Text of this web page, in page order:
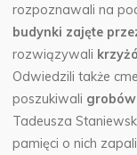
rozpoznawali na
budynki zajęte
rozwiązywali
Odwiedzili także
poszukiwali
Tadeusza
pamięci o nich